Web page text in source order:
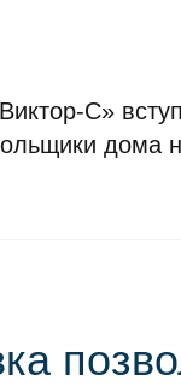
С»
дома